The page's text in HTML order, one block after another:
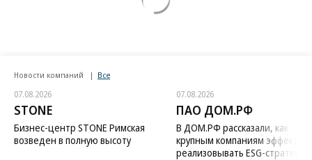
Новости компаний Все
07.08.2026
STONE
Бизнес-центр STONE Римская
возведен в полную высоту
07.08.2026
ПАО ДОМ.РФ
В ДОМ.РФ рассказали, как
крупным компаниям
реализовывать ESG-стратегию